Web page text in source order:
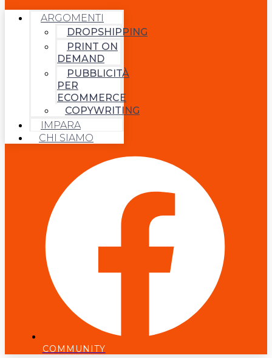
ARGOMENTI
DROPSHIPPING
PRINT ON
DEMAND
PUBBLICITÀ
PER
ECOMMERCE
COPYWRITING
IMPARA
CHI SIAMO
COMMUNITY